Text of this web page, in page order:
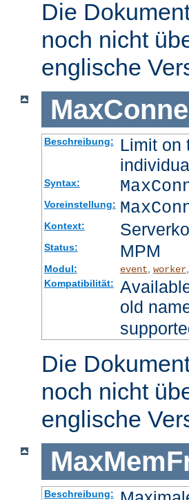
Die
noch nicht
englische
Beschreibung:
Limit on
Syntax:
Voreinstellung:
Kontext:
Status: MPM
Modul: event worker,
Kompatibilität:
old
Die
noch nicht
englische
Beschreibung: